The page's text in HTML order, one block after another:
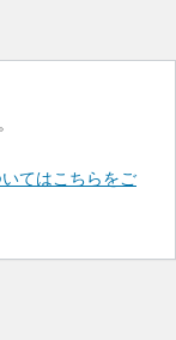
てはこちらをご